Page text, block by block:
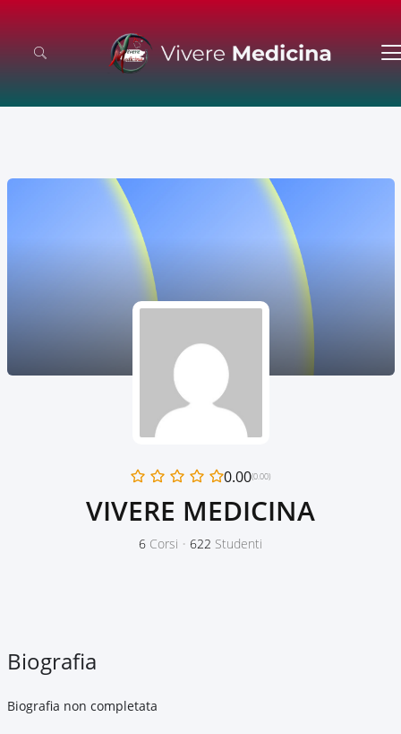
0.00(0.00)
VIVERE MEDICINA
6 Corsi • 622 Studenti
Biografia
Biografia non completata